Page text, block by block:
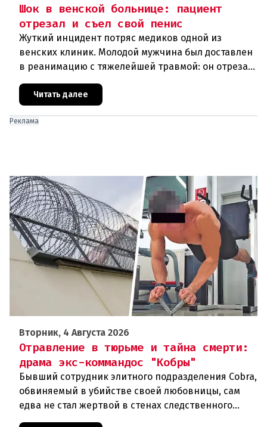
Шок в венской больнице: пациент
отрезал и съел свой пенис
Жуткий инцидент потряс медиков одной из
венских клиник. Молодой мужчина был доставлен
в реанимацию с тяжелейшей травмой: он отрезал
еще более шокирующие
Читать далее
Реклама
Вторник, 4 Августа 2026
Отравление в тюрьме и тайна смерти:
драма экс-коммандос "Кобры"
Бывший сотрудник элитного подразделения Cobra,
обвиняемый в убийстве своей любовницы, сам
едва не стал жертвой в стенах следственного